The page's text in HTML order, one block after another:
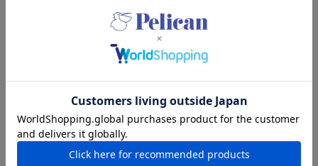
販売名：タルトサボン レモン
全成分：水、石ケン素地、グリセリン、PG、ソルビトール、
ラウレス硫酸Na、ラウリル硫酸Na、レモン果実エキス、
スクロース、塩化Na、ステアリン酸、ラウリン酸、ミリス
チン酸、酸化チタン、酸化鉄、グンジョウ、黄205、赤